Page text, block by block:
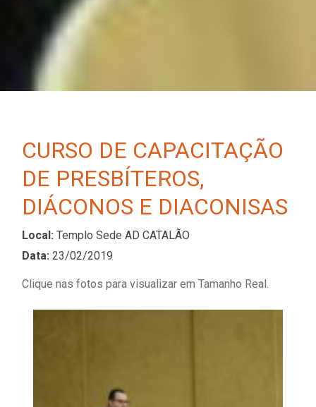
CURSO DE CAPACITAÇÃO
DE PRESBÍTEROS,
DIÁCONOS E DIACONISAS
Local: Templo Sede AD CATALÃO
Data: 23/02/2019
Clique nas fotos para visualizar em Tamanho Real.